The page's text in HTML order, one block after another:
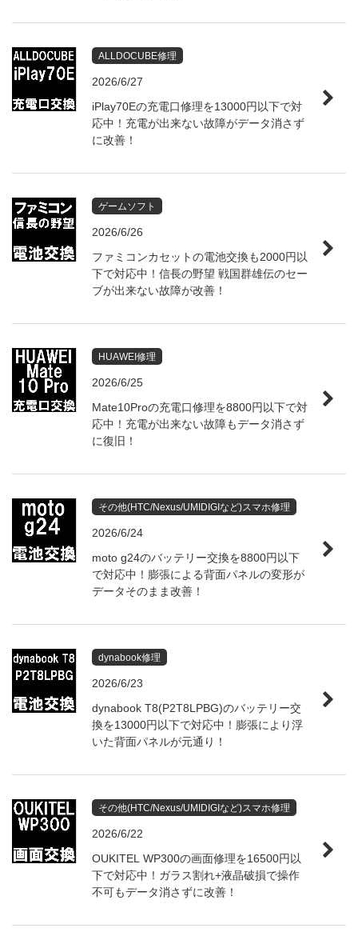
ALLDOCUBE修理
2026/6/27
iPlay70Eの充電口修理を13000円以下で対
応中！充電が出来ない故障がデータ消さず
に改善！
ゲームソフト
2026/6/26
ファミコンカセットの電池交換も2000円以
下で対応中！信長の野望 戦国群雄伝のセー
ブが出来ない故障が改善！
HUAWEI修理
2026/6/25
Mate10Proの充電口修理を8800円以下で対
応中！充電が出来ない故障もデータ消さず
に復旧！
その他(HTC/Nexus/UMIDIGIなど)スマホ修理
2026/6/24
moto g24のバッテリー交換を8800円以下
で対応中！膨張による背面パネルの変形が
データそのまま改善！
dynabook修理
2026/6/23
dynabook T8(P2T8LPBG)のバッテリー交
換を13000円以下で対応中！膨張により浮
いた背面パネルが元通り！
その他(HTC/Nexus/UMIDIGIなど)スマホ修理
2026/6/22
OUKITEL WP300の画面修理を16500円以
下で対応中！ガラス割れ+液晶破損で操作
不可もデータ消さずに改善！